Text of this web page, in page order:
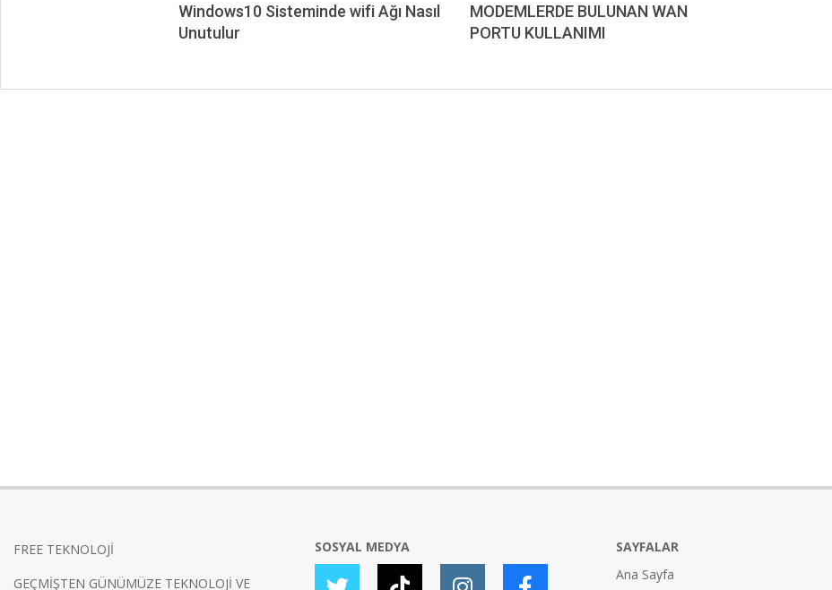
Windows10 Sisteminde wifi Ağı Nasıl
Unutulur
MODEMLERDE BULUNAN WAN
PORTU KULLANIMI
FREE TEKNOLOJİ
GEÇMİŞTEN GÜNÜMÜZE TEKNOLOJİ VE
SOSYAL MEDYA
SAYFALAR
Ana Sayfa